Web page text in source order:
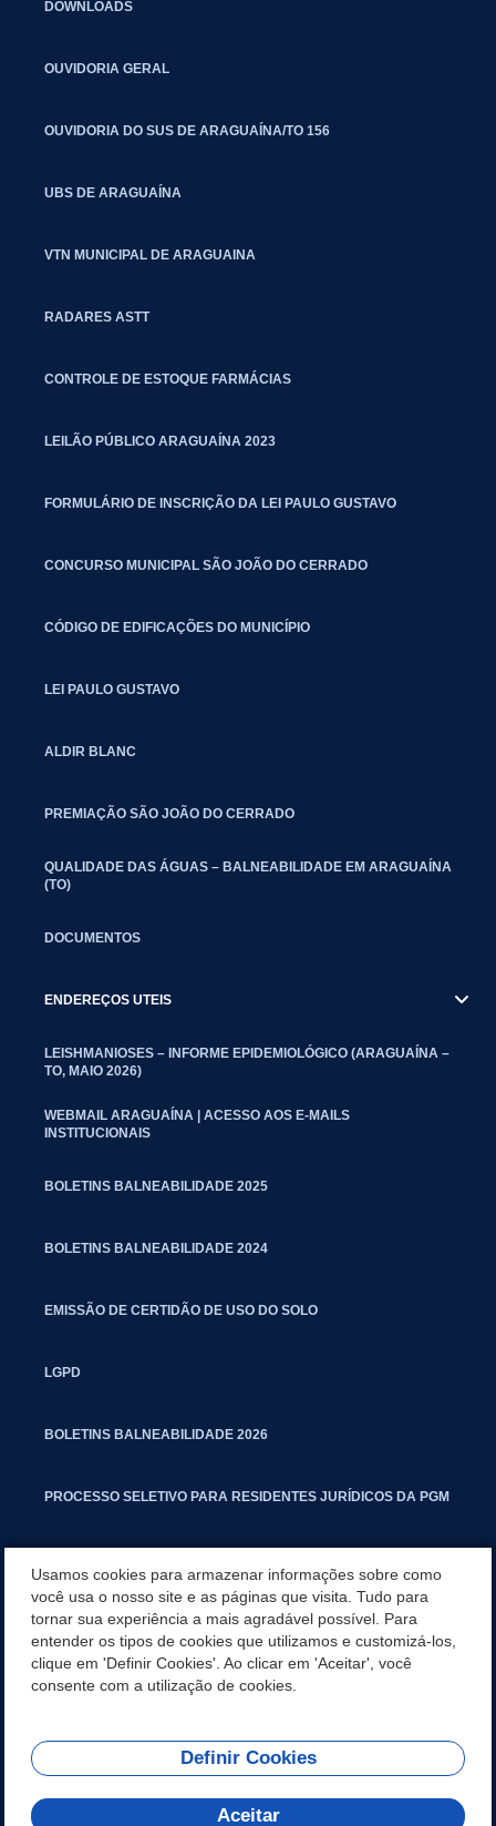
DOWNLOADS
OUVIDORIA GERAL
OUVIDORIA DO SUS DE ARAGUAÍNA/TO 156
UBS DE ARAGUAÍNA
VTN MUNICIPAL DE ARAGUAINA
RADARES ASTT
CONTROLE DE ESTOQUE FARMÁCIAS
LEILÃO PÚBLICO ARAGUAÍNA 2023
FORMULÁRIO DE INSCRIÇÃO DA LEI PAULO GUSTAVO
CONCURSO MUNICIPAL SÃO JOÃO DO CERRADO
CÓDIGO DE EDIFICAÇÕES DO MUNICÍPIO
LEI PAULO GUSTAVO
ALDIR BLANC
PREMIAÇÃO SÃO JOÃO DO CERRADO
QUALIDADE DAS ÁGUAS – BALNEABILIDADE EM ARAGUAÍNA
(TO)
DOCUMENTOS
ENDEREÇOS UTEIS
LEISHMANIOSES – INFORME EPIDEMIOLÓGICO (ARAGUAÍNA –
TO, MAIO 2026)
WEBMAIL ARAGUAÍNA | ACESSO AOS E-MAILS
INSTITUCIONAIS
BOLETINS BALNEABILIDADE 2025
BOLETINS BALNEABILIDADE 2024
EMISSÃO DE CERTIDÃO DE USO DO SOLO
LGPD
BOLETINS BALNEABILIDADE 2026
PROCESSO SELETIVO PARA RESIDENTES JURÍDICOS DA PGM
MANUAL DE PROCEDIMENTOS IMOBILIÁRIOS SEINFRA
TURMINHA DO LAGO
REDES SOCIAIS
Usamos cookies para armazenar informações sobre como
você usa o nosso site e as páginas que visita. Tudo para
tornar sua experiência a mais agradável possível. Para
entender os tipos de cookies que utilizamos e customizá-los,
clique em 'Definir Cookies'. Ao clicar em 'Aceitar', você
consente com a utilização de cookies.
Definir Cookies
Aceitar